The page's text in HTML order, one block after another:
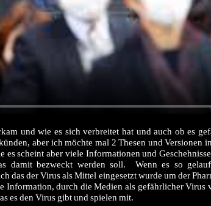
und wie es sich verbreitet hat und auch ob es
aber ich möchte mal 2 Thesen und Versionen
scheint aber viele Informationen und
damit bezweckt werden soll. Wenn es so
das der Virus als Mittel eingesetzt wurde um der
durch die Medien als gefährlicher Virus
es den Virus gibt und spielen mit.